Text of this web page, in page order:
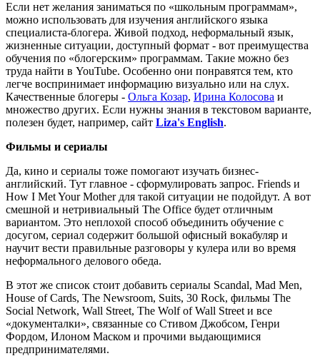
Если нет желания заниматься по «школьным программам»,
можно использовать для изучения английского языка
специалиста-блогера. Живой подход, неформальный язык,
жизненные ситуации, доступный формат - вот преимущества
обучения по «блогерским» программам. Такие можно без
труда найти в YouTube. Особенно они понравятся тем, кто
легче воспринимает информацию визуально или на слух.
Качественные блогеры - Ольга Козар, Ирина Колосова и
множество других. Если нужны знания в текстовом варианте,
полезен будет, например, сайт Liza's English.
Фильмы и сериалы
Да, кино и сериалы тоже помогают изучать бизнес-
английский. Тут главное - сформулировать запрос. Friends и
How I Met Your Mother для такой ситуации не подойдут. А вот
смешной и нетривиальный The Office будет отличным
вариантом. Это неплохой способ объединить обучение с
досугом, сериал содержит большой офисный вокабуляр и
научит вести правильные разговоры у кулера или во время
неформального делового обеда.
В этот же список стоит добавить сериалы Scandal, Mad Men,
House of Cards, The Newsroom, Suits, 30 Rock, фильмы The
Social Network, Wall Street, The Wolf of Wall Street и все
«документалки», связанные со Стивом Джобсом, Генри
Фордом, Илоном Маском и прочими выдающимися
предпринимателями.